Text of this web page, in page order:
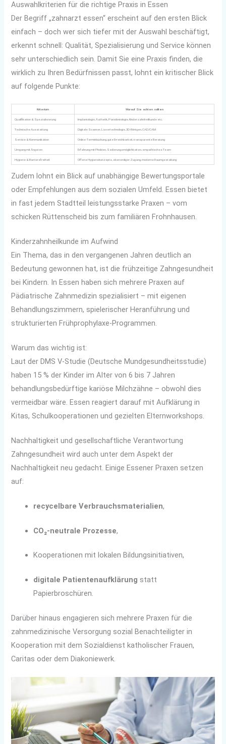
Auswahlkriterien für die richtige Praxis in Essen
Der Begriff „zahnarzt essen“ erscheint auf den ersten Blick
einfach – doch wer sich tiefer mit der Auswahl beschäftigt,
erkennt schnell: Qualität, Spezialisierung und Service können
sehr unterschiedlich sein. Damit Sie eine Praxis finden, die
wirklich zu Ihren Bedürfnissen passt, lohnt ein kritischer Blick
auf folgende Punkte:
Kriterium Worauf Sie achten sollten
Qualifikation & Spezialisierung Implantologie, Ästhetik, Parodontologie, Kinderzahnheilkunde etc.
Technische Ausstattung Digitale Scanner, Lasertechnologie, 3D-Röntgen, CAD/CAM
Service & Kommunikation Online-Terminbuchung, gute Erreichbarkeit, transparente Beratung
Umgang mit Ängsten Erfahrung mit Phobien, Sedierungsmöglichkeiten, empathisches Team
Hygiene & Barrierefreiheit Offene Hygienekonzepte, ebenerdiger Zugang, moderne Raumgestaltung
Zudem lohnt ein Blick auf unabhängige Bewertungsportale
oder Empfehlungen aus dem sozialen Umfeld. Essen bietet
in fast jedem Stadtteil leistungsstarke Praxen – vom
schicken Rüttenscheid bis zum familiären Frohnhausen.
Kinderzahnheilkunde im Aufwind
Ein Thema, das in den vergangenen Jahren deutlich an
Bedeutung gewonnen hat, ist die frühzeitige Zahngesundheit
bei Kindern. In Essen haben sich mehrere Praxen auf
Pädiatrische Zahnmedizin spezialisiert – mit eigenen
Behandlungszimmern, spielerischer Heranführung und
strukturierten Frühprophylaxe-Programmen.
Warum das wichtig ist:
Laut der DMS V-Studie (Deutsche Mundgesundheitsstudie)
haben 15 % der Kinder im Alter von 6 bis 7 Jahren
behandlungsbedürftige kariöse Milchzähne – obwohl dies
vermeidbar wäre. Essen reagiert darauf mit Aufklärung in
Kitas, Schulkooperationen und gezielten Elternworkshops.
Nachhaltigkeit und gesellschaftliche Verantwortung
Zahngesundheit wird auch unter dem Aspekt der
Nachhaltigkeit neu gedacht. Einige Essener Praxen setzen
auf:
recycelbare Verbrauchsmaterialien,
CO₂-neutrale Prozesse,
Kooperationen mit lokalen Bildungsinitiativen,
digitale Patientenaufklärung statt
Papierbroschüren.
Darüber hinaus engagieren sich mehrere Praxen für die
zahnmedizinische Versorgung sozial Benachteiligter in
Kooperation mit dem Sozialdienst katholischer Frauen,
Caritas oder dem Diakoniewerk.